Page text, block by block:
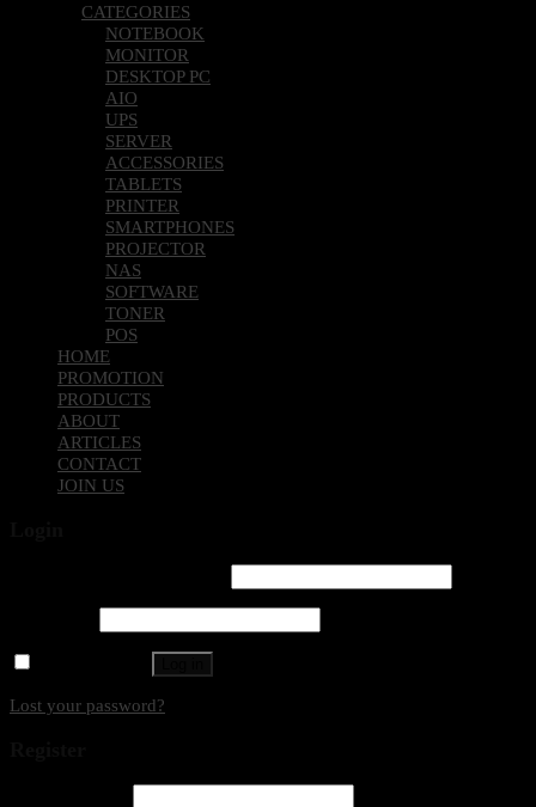
CATEGORIES
NOTEBOOK
MONITOR
DESKTOP PC
AIO
UPS
SERVER
ACCESSORIES
TABLETS
PRINTER
SMARTPHONES
PROJECTOR
NAS
SOFTWARE
TONER
POS
HOME
PROMOTION
PRODUCTS
ABOUT
ARTICLES
CONTACT
JOIN US
Lost your password?